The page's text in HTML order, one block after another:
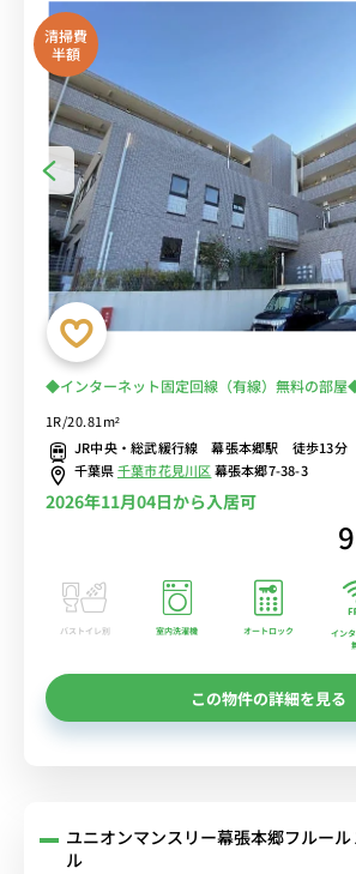
清掃費
半額
◆インターネット固定回線（有線）無料の部屋
チェア＆たっぷり収納2ドア冷蔵庫や室内洗濯
♪/JR総武線・京成千葉線の2路線利用可、秋葉
し
1R/20.81m²
JR中央・総武緩行線 幕張本郷駅 徒歩13分
千葉県千葉市花見川区幕張本郷7-38-3
2026年11月04日から入居可
バストイレ別 室内洗濯機 オートロック
イン
この物件の詳細を見る
ユニオンマンスリー幕張本郷フルー
ル